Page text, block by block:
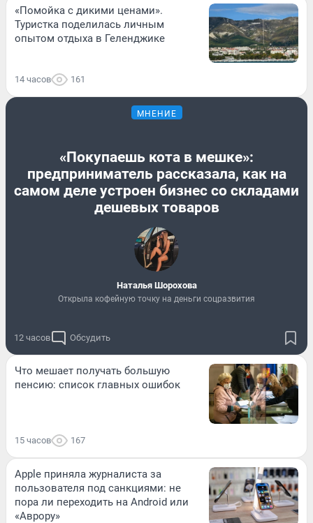
«Помойка с дикими ценами».
Туристка поделилась личным
опытом отдыха в Геленджике
14 часов 161
МНЕНИЕ
«Покупаешь кота в мешке»:
предприниматель рассказала, как на
самом деле устроен бизнес со складами
дешевых товаров
Наталья Шорохова
Открыла кофейную точку на деньги соцразвития
12 часов Обсудить
Что мешает получать большую
пенсию: список главных ошибок
15 часов 167
Apple приняла журналиста за
пользователя под санкциями: не
пора ли переходить на Android или
«Аврору»